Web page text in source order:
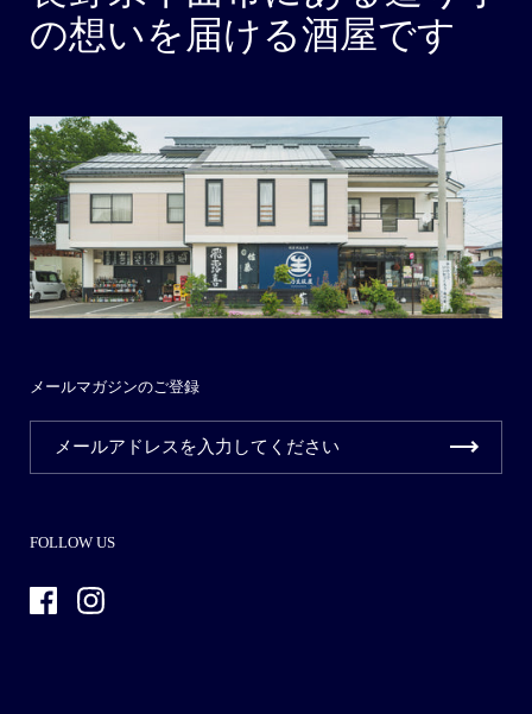
の想いを届ける酒屋です
メールマガジンのご登録
FOLLOW US
FacebookInstagram